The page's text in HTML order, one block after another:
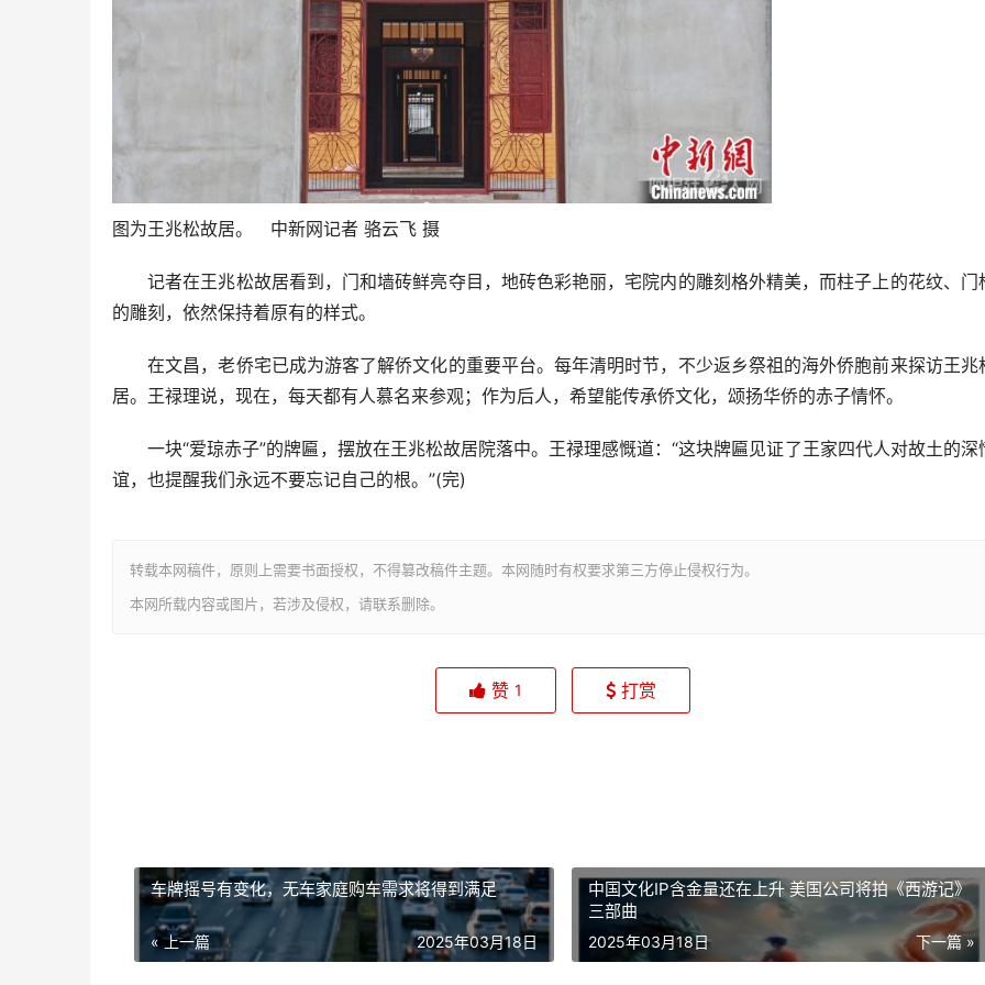
图为王兆松故居。 中新网记者 骆云飞 摄
记者在王兆松故居看到，门和墙砖鲜亮夺目，地砖色彩艳丽，宅院内的雕刻格外精美，而柱子上的花纹、门
的雕刻，依然保持着原有的样式。
在文昌，老侨宅已成为游客了解侨文化的重要平台。每年清明时节，不少返乡祭祖的海外侨胞前来探访王兆
居。王禄理说，现在，每天都有人慕名来参观；作为后人，希望能传承侨文化，颂扬华侨的赤子情怀。
一块“爱琼赤子”的牌匾，摆放在王兆松故居院落中。王禄理感慨道：“这块牌匾见证了王家四代人对故土的深
谊，也提醒我们永远不要忘记自己的根。”(完)
转载本网稿件，原则上需要书面授权，不得篡改稿件主题。本网随时有权要求第三方停止侵权行为。
本网所载内容或图片，若涉及侵权，请联系删除。
赞 1 打赏
车牌摇号有变化，无车家庭购车需求将得到满足
« 上一篇 2025年03月18日
中国文化IP含金量还在上升 美国公司将拍《西游记》
三部曲
下一篇 »
2025年03月18日